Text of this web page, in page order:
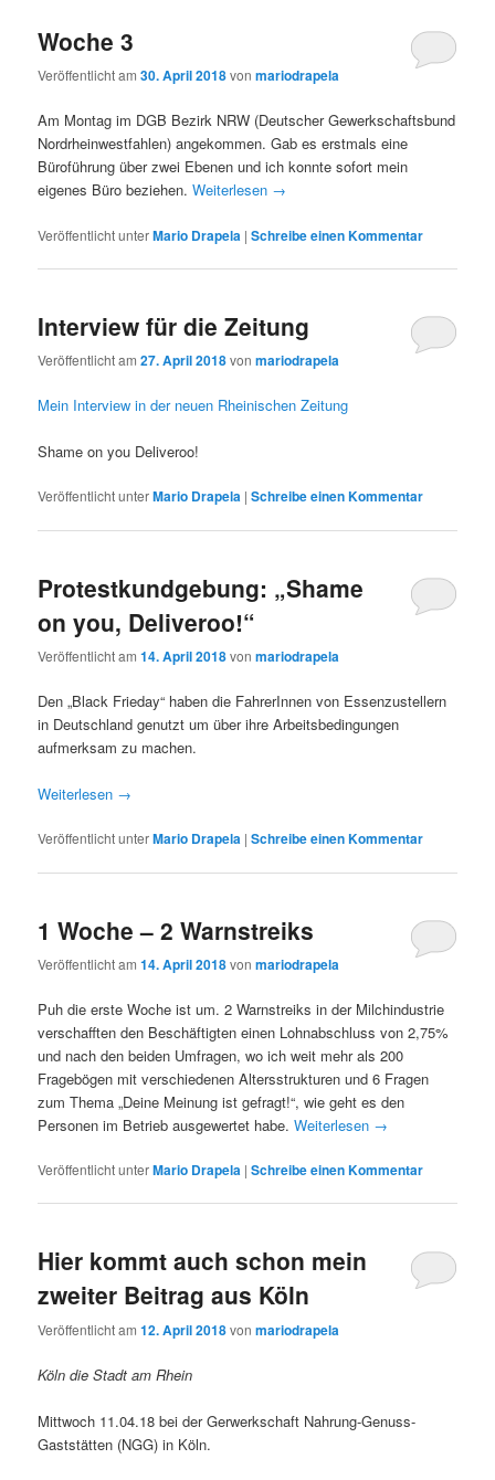
Woche 3
Veröffentlicht am30. April 2018vonmariodrapela
Am Montag im DGB Bezirk NRW (Deutscher Gewerkschaftsbund
Nordrheinwestfahlen) angekommen. Gab es erstmals eine
Büroführung über zwei Ebenen und ich konnte sofort mein
eigenes Büro beziehen.Weiterlesen →
Veröffentlicht unterMario Drapela |Schreibe einen Kommentar
Interview für die Zeitung
Veröffentlicht am27. April 2018vonmariodrapela
Mein Interview in der neuen Rheinischen Zeitung
Shame on you Deliveroo!
Veröffentlicht unterMario Drapela |Schreibe einen Kommentar
Protestkundgebung: „Shame
on you, Deliveroo!“
Veröffentlicht am14. April 2018vonmariodrapela
Den „Black Frieday“ haben die FahrerInnen von Essenzustellern
in Deutschland genutzt um über ihre Arbeitsbedingungen
aufmerksam zu machen.
Weiterlesen →
Veröffentlicht unterMario Drapela |Schreibe einen Kommentar
1 Woche – 2 Warnstreiks
Veröffentlicht am14. April 2018vonmariodrapela
Puh die erste Woche ist um. 2 Warnstreiks in der Milchindustrie
verschafften den Beschäftigten einen Lohnabschluss von 2,75%
und nach den beiden Umfragen, wo ich weit mehr als 200
Fragebögen mit verschiedenen Altersstrukturen und 6 Fragen
zum Thema „Deine Meinung ist gefragt!“, wie geht es den
Personen im Betrieb ausgewertet habe.Weiterlesen →
Veröffentlicht unterMario Drapela |Schreibe einen Kommentar
Hier kommt auch schon mein
zweiter Beitrag aus Köln
Veröffentlicht am12. April 2018vonmariodrapela
Köln die Stadt am Rhein
Mittwoch 11.04.18 bei der Gerwerkschaft Nahrung-Genuss-
Gaststätten (NGG) in Köln.